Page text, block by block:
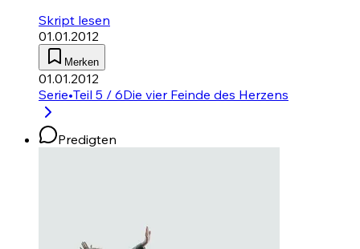
Skript lesen
01.01.2012
Merken
01.01.2012
Serie•Teil 5 / 6Die vier Feinde des Herzens
Predigten